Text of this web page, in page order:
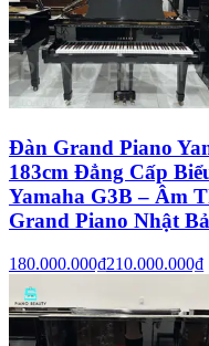
Đàn Grand Piano
183cm Đẳng Cấp
Yamaha G3B – Âm
Grand Piano Nhật
180.000.000₫210.000.000₫